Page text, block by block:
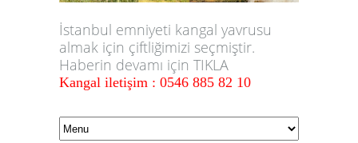
İstanbul emniyeti kangal yavrusu
almak için çiftliğimizi seçmiştir.
Haberin devamı için TIKLA
Kangal iletişim : 0546 885 82 10